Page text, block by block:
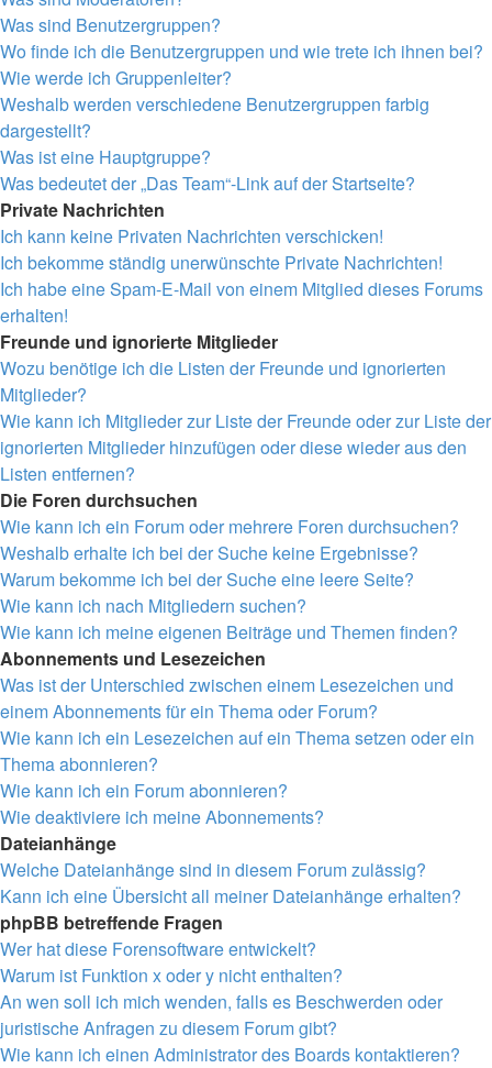
Was sind Benutzergruppen?
Wo finde ich die Benutzergruppen und wie trete ich ihnen bei?
Wie werde ich Gruppenleiter?
Weshalb werden verschiedene Benutzergruppen farbig
dargestellt?
Was ist eine Hauptgruppe?
Was bedeutet der „Das Team“-Link auf der Startseite?
Private Nachrichten
Ich kann keine Privaten Nachrichten verschicken!
Ich bekomme ständig unerwünschte Private Nachrichten!
Ich habe eine Spam-E-Mail von einem Mitglied dieses Forums
erhalten!
Freunde und ignorierte Mitglieder
Wozu benötige ich die Listen der Freunde und ignorierten
Mitglieder?
Wie kann ich Mitglieder zur Liste der Freunde oder zur Liste der
ignorierten Mitglieder hinzufügen oder diese wieder aus den
Listen entfernen?
Die Foren durchsuchen
Wie kann ich ein Forum oder mehrere Foren durchsuchen?
Weshalb erhalte ich bei der Suche keine Ergebnisse?
Warum bekomme ich bei der Suche eine leere Seite?
Wie kann ich nach Mitgliedern suchen?
Wie kann ich meine eigenen Beiträge und Themen finden?
Abonnements und Lesezeichen
Was ist der Unterschied zwischen einem Lesezeichen und
einem Abonnements für ein Thema oder Forum?
Wie kann ich ein Lesezeichen auf ein Thema setzen oder ein
Thema abonnieren?
Wie kann ich ein Forum abonnieren?
Wie deaktiviere ich meine Abonnements?
Dateianhänge
Welche Dateianhänge sind in diesem Forum zulässig?
Kann ich eine Übersicht all meiner Dateianhänge erhalten?
phpBB betreffende Fragen
Wer hat diese Forensoftware entwickelt?
Warum ist Funktion x oder y nicht enthalten?
An wen soll ich mich wenden, falls es Beschwerden oder
juristische Anfragen zu diesem Forum gibt?
Wie kann ich einen Administrator des Boards kontaktieren?